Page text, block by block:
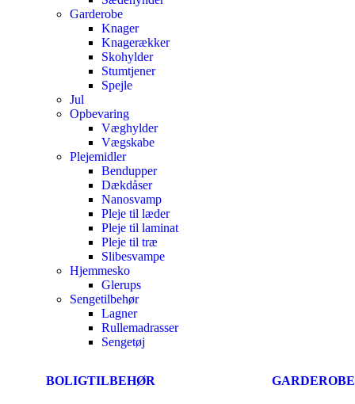
Garderobe
Knager
Knagerækker
Skohylder
Stumtjener
Spejle
Jul
Opbevaring
Væghylder
Vægskabe
Plejemidler
Bendupper
Dækdåser
Nanosvamp
Pleje til læder
Pleje til laminat
Pleje til træ
Slibesvampe
Hjemmesko
Glerups
Sengetilbehør
Lagner
Rullemadrasser
Sengetøj
BOLIGTILBEHØR GARDEROBE